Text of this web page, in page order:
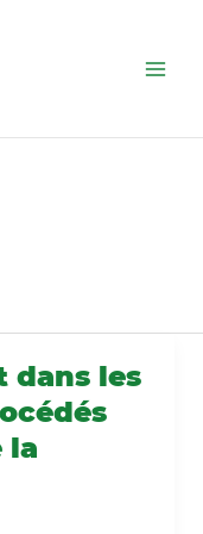
dans les
la